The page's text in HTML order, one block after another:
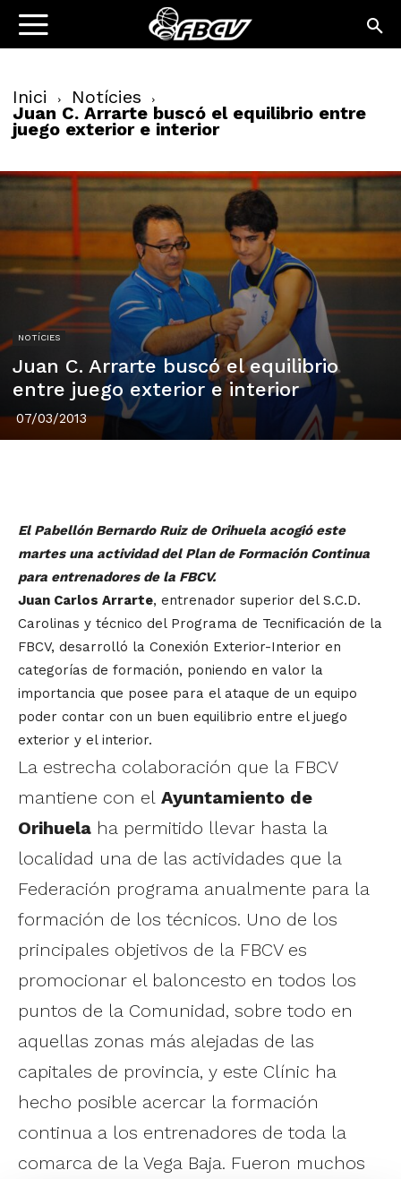
Inici Notícies
Juan C. Arrarte buscó el equilibrio entre
juego exterior e interior
NOTÍCIES
Juan C. Arrarte buscó el equilibrio
entre juego exterior e interior
07/03/2013
El Pabellón Bernardo Ruiz de Orihuela acogió este
martes una actividad del Plan de Formación Continua
para entrenadores de la FBCV.
Juan Carlos Arrarte, entrenador superior del S.C.D.
Carolinas y técnico del Programa de Tecnificación de la
FBCV, desarrolló la Conexión Exterior-Interior en
categorías de formación, poniendo en valor la
importancia que posee para el ataque de un equipo
poder contar con un buen equilibrio entre el juego
exterior y el interior.
La estrecha colaboración que la FBCV
mantiene con el Ayuntamiento de
Orihuela ha permitido llevar hasta la
localidad una de las actividades que la
Federación programa anualmente para la
formación de los técnicos. Uno de los
principales objetivos de la FBCV es
promocionar el baloncesto en todos los
puntos de la Comunidad, sobre todo en
aquellas zonas más alejadas de las
capitales de provincia, y este Clínic ha
hecho posible acercar la formación
continua a los entrenadores de toda la
comarca de la Vega Baja. Fueron muchos